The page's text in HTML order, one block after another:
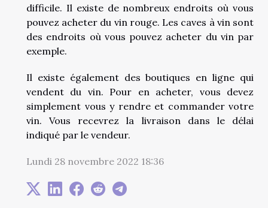
difficile. Il existe de nombreux endroits où vous
pouvez acheter du vin rouge. Les caves à vin sont
des endroits où vous pouvez acheter du vin par
exemple.
Il existe également des boutiques en ligne qui
vendent du vin. Pour en acheter, vous devez
simplement vous y rendre et commander votre
vin. Vous recevrez la livraison dans le délai
indiqué par le vendeur.
Lundi 28 novembre 2022 18:36